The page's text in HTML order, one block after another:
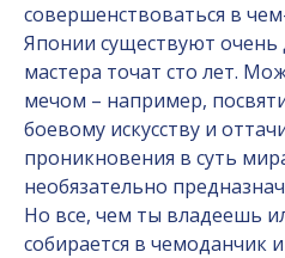
совершенствоваться в
Японии существуют
мастера точат сто лет.
мечом – например,
боевому искусству и
проникновения в суть
необязательно
Но все, чем ты владеешь
собирается в чемоданчик